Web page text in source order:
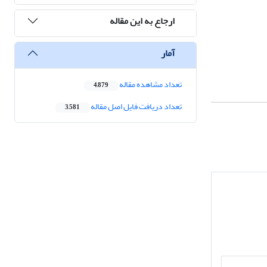
ارجاع به این مقاله
آمار
تعداد مشاهده مقاله 4,879
تعداد دریافت فایل اصل مقاله 3,581